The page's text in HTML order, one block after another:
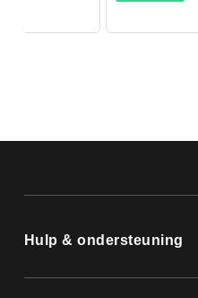
Hulp & ondersteuning